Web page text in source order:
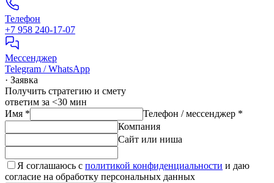
Телефон
+7 958 240‑17‑07
Мессенджер
Telegram / WhatsApp
· Заявка
Получить стратегию и смету
ответим за <30 мин
Имя * Телефон / мессенджер *
Компания
Сайт или ниша
Я соглашаюсь с политикой конфиденциальности и даю
согласие на обработку персональных данных